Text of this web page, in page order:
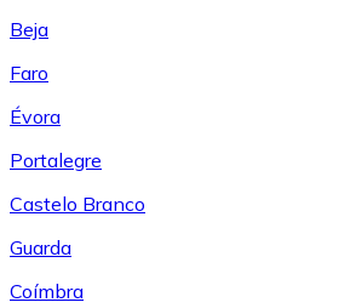
Beja
Faro
Évora
Portalegre
Castelo Branco
Guarda
Coímbra